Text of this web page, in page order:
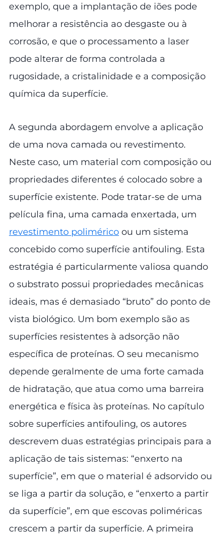
exemplo, que a implantação de iões pode
melhorar a resistência ao desgaste ou à
corrosão, e que o processamento a laser
pode alterar de forma controlada a
rugosidade, a cristalinidade e a composição
química da superfície.
A segunda abordagem envolve a aplicação
de uma nova camada ou revestimento.
Neste caso, um material com composição ou
propriedades diferentes é colocado sobre a
superfície existente. Pode tratar-se de uma
película fina, uma camada enxertada, um
revestimento polimérico ou um sistema
concebido como superfície antifouling. Esta
estratégia é particularmente valiosa quando
o substrato possui propriedades mecânicas
ideais, mas é demasiado “bruto” do ponto de
vista biológico. Um bom exemplo são as
superfícies resistentes à adsorção não
específica de proteínas. O seu mecanismo
depende geralmente de uma forte camada
de hidratação, que atua como uma barreira
energética e física às proteínas. No capítulo
sobre superfícies antifouling, os autores
descrevem duas estratégias principais para a
aplicação de tais sistemas: “enxerto na
superfície”, em que o material é adsorvido ou
se liga a partir da solução, e “enxerto a partir
da superfície”, em que escovas poliméricas
crescem a partir da superfície. A primeira